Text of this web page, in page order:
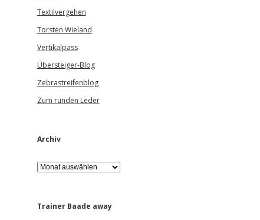
Textilvergehen
Torsten Wieland
Vertikalpass
Übersteiger-Blog
Zebrastreifenblog
Zum runden Leder
Archiv
A
r
iTrainer Baade away